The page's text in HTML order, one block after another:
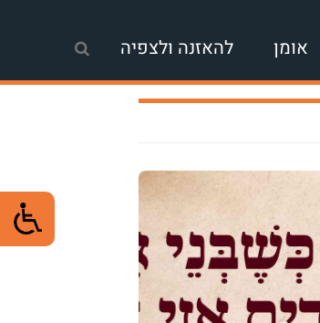
אומן להאזנה ולצפיה